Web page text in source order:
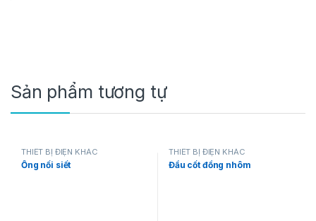
Sản phẩm tương tự
THIẾT BỊ ĐIỆN KHÁC
Ống nối siết
THIẾT BỊ ĐIỆN KHÁC
Đầu cốt đồng nhôm